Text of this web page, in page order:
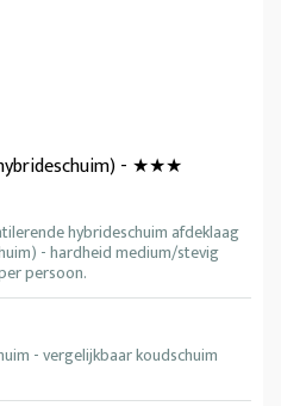
- ★★★
hybrideschuim afdeklaag
- hardheid medium/stevig
persoon.
- vergelijkbaar koudschuim